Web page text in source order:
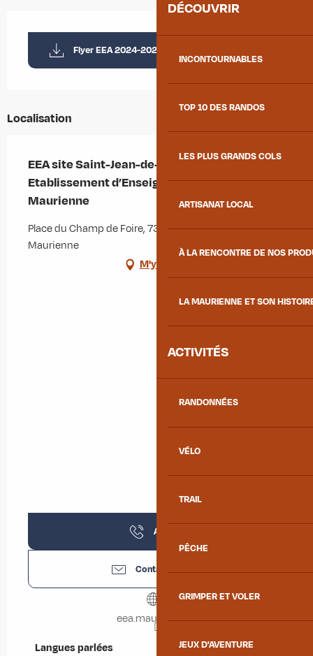
DÉCOUVRIR
INCONTOURNABLES
TOP 10 DES RANDOS
LES PLUS GRANDS COLS
ARTISANAT LOCAL
À LA RENCONTRE DE NOS
LA MAURIENNE ET SON
ACTIVITÉS
RANDONNÉES
VÉLO
TRAIL
PÊCHE
GRIMPER ET VOLER
JEUX D'AVENTURE
Flyer EEA 2024-2025
Localisation
EEA site Saint-Jean-de-Maurienne -
Etablissement d’Enseignement Artistique
Maurienne
Place du Champ de Foire, 73300 Saint-Jean-de-
Maurienne
M'y rendre
Appeler
Contactez-nous
eea.maurienne.fr
Langues parlées
Langues parlées